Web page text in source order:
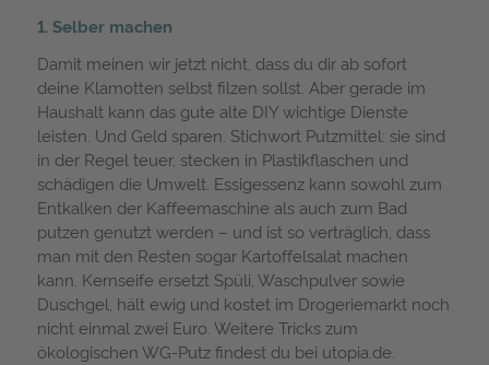
1. Selber machen
Damit meinen wir jetzt nicht, dass du dir ab sofort
deine Klamotten selbst filzen sollst. Aber gerade im
Haushalt kann das gute alte DIY wichtige Dienste
leisten. Und Geld sparen. Stichwort Putzmittel: sie sind
in der Regel teuer, stecken in Plastikflaschen und
schädigen die Umwelt. Essigessenz kann sowohl zum
Entkalken der Kaffeemaschine als auch zum Bad
putzen genutzt werden – und ist so verträglich, dass
man mit den Resten sogar Kartoffelsalat machen
kann. Kernseife ersetzt Spüli, Waschpulver sowie
Duschgel, hält ewig und kostet im Drogeriemarkt noch
nicht einmal zwei Euro. Weitere Tricks zum
ökologischen WG-Putz findest du bei utopia.de.